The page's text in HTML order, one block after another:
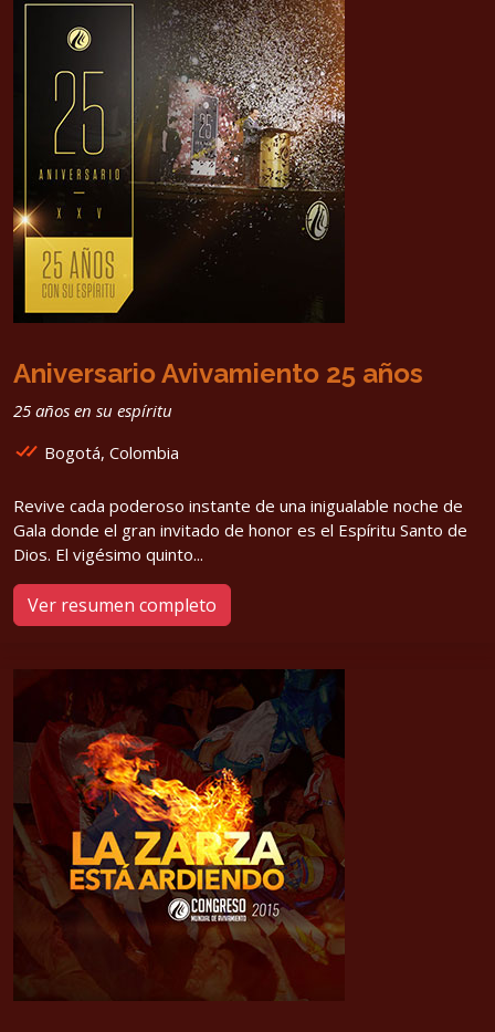
Aniversario Avivamiento 25 años
25 años en su espíritu
Bogotá, Colombia
Revive cada poderoso instante de una inigualable noche de
Gala donde el gran invitado de honor es el Espíritu Santo de
Dios. El vigésimo quinto...
Ver resumen completo